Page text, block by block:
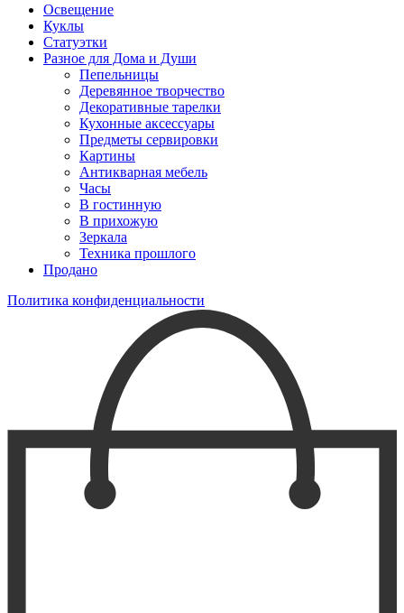
Освещение
Куклы
Статуэтки
Разное для Дома и Души
Пепельницы
Деревянное творчество
Декоративные тарелки
Кухонные аксессуары
Предметы сервировки
Картины
Антикварная мебель
Часы
В гостинную
В прихожую
Зеркала
Техника прошлого
Продано
Политика конфиденциальности